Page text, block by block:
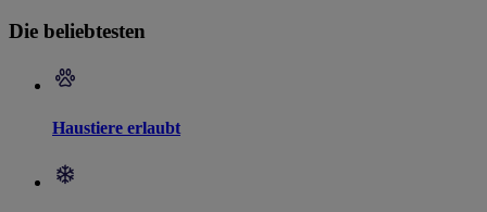
Die beliebtesten
Haustiere erlaubt